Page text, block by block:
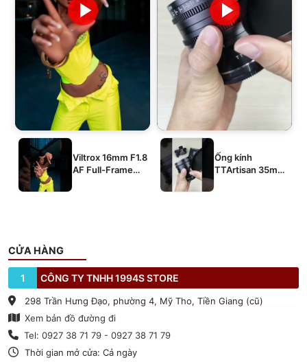
Viltrox 16mm F1.8
AF Full-Frame
Ống kính
TTArtisan 35mm
CỬA HÀNG
1 CÔNG TY TNHH 1994S STORE
298 Trần Hưng Đạo, phường 4, Mỹ Tho, Tiền Giang (cũ)
Xem bản đồ đường đi
Tel: 0927 38 71 79 - 0927 38 71 79
Thời gian mở cửa: Cả ngày